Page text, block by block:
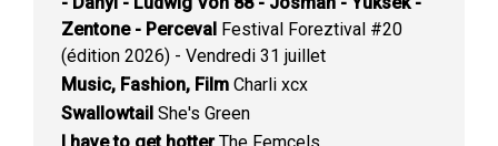
Zentone - Perceval Festival Foreztival #20
(édition 2026) - Vendredi 31 juillet
Music, Fashion, Film Charli xcx
Swallowtail She's Green